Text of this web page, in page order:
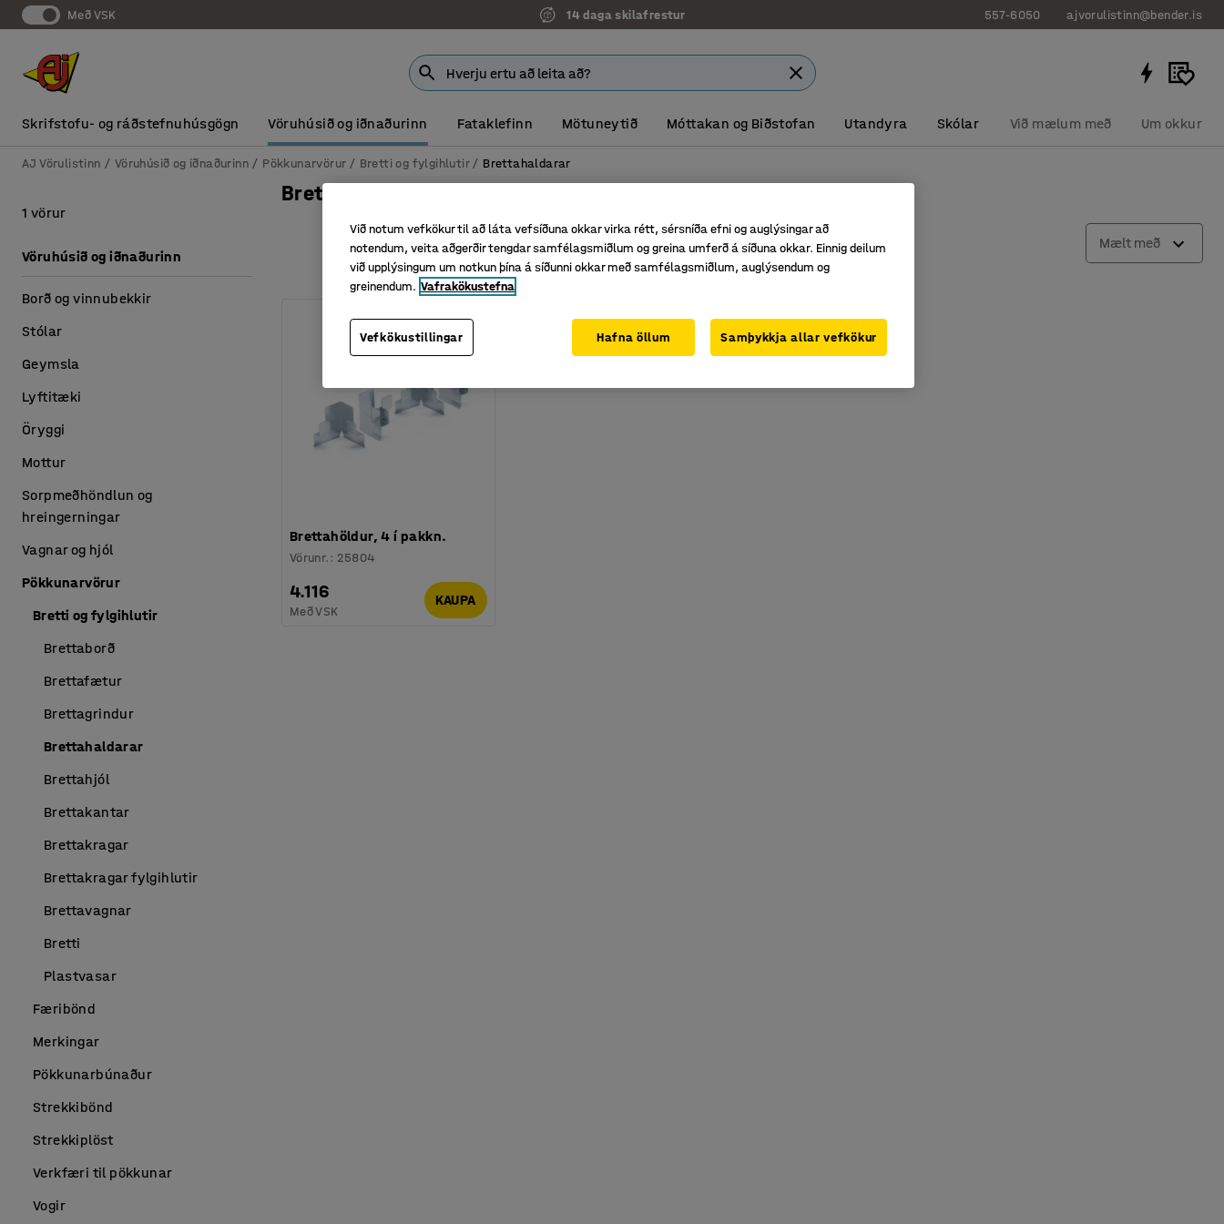
Með VSK 14 daga skilafrestur 557-6050 ajvorulistinn@bender.is
Skrifstofu- og ráðstefnuhúsgögn Vöruhúsið og iðnaðurinn Fataklefinn Mötuneytið Móttakan og Biðstofan Utandyra Skólar Við mælum með Um okkur
AJ Vörulistinn Vöruhúsið og iðnaðurinn Pökkunarvörur Bretti og fylgihlutir Brettahaldarar
Brettahaldarar
Mælt með
Brettahöldur, 4 í pakkn.
Vörunr. : 25804
4.116
Með VSK
KAUPA
1 vörur
Vöruhúsið og iðnaðurinn
Borð og vinnubekkir
Stólar
Geymsla
Lyftitæki
Öryggi
Mottur
Sorpmeðhöndlun og
hreingerningar
Vagnar og hjól
Pökkunarvörur
Bretti og fylgihlutir
Brettaborð
Brettafætur
Brettagrindur
Brettahaldarar
Brettahjól
Brettakantar
Brettakragar
Brettakragar fylgihlutir
Brettavagnar
Bretti
Plastvasar
Færibönd
Merkingar
Pökkunarbúnaður
Strekkibönd
Strekkiplöst
Verkfæri til pökkunar
Vogir
Við notum vefkökur til að láta vefsíðuna okkar virka rétt, sérsníða efni og auglýsingar að
notendum, veita aðgerðir tengdar samfélagsmiðlum og greina umferð á síðuna okkar. Einnig deilum
við upplýsingum um notkun þína á síðunni okkar með samfélagsmiðlum, auglýsendum og
greinendum. Vafrakökustefna
Vefkökustillingar Hafna öllum Samþykkja allar vefkökur